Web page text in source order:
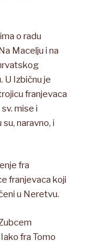
o radu
Macelju i na
U Izbičnu je
franjevaca
mise i
naravno, i
fra
franjevaca koji
u Neretvu.
fra Tomo